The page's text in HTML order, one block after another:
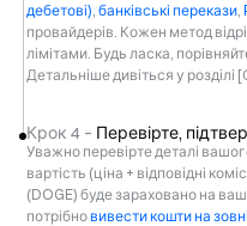
дебетові), банківські перекази,
провайдерів. Кожен метод
лімітами. Будь ласка,
Детальніше дивіться у
Крок 4 – Перевірте,
Уважно перевірте деталі
вартість (ціна + відповідні
(DOGE) буде зараховано на
потрібно вивести кошти на